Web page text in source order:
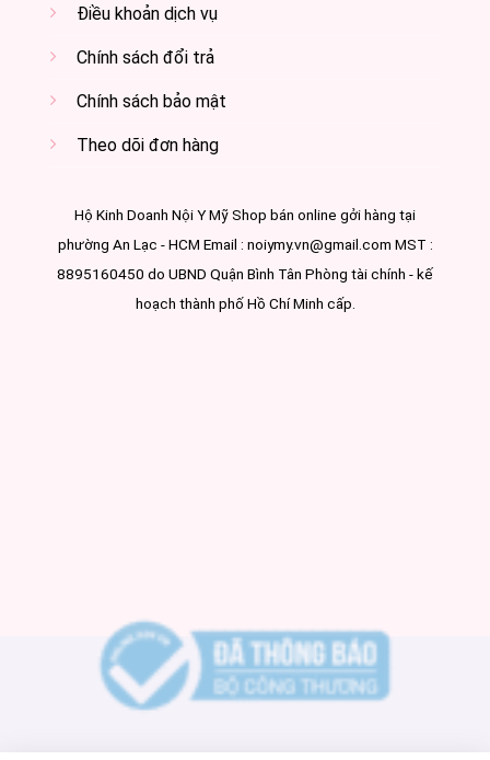
Điều khoản dịch vụ
Chính sách đổi trả
Chính sách bảo mật
Theo dõi đơn hàng
Hộ Kinh Doanh Nội Y Mỹ Shop bán online gởi hàng tại
phường An Lạc - HCM Email : noiymy.vn@gmail.com MST :
8895160450 do UBND Quận Bình Tân Phòng tài chính - kế
hoạch thành phố Hồ Chí Minh cấp.